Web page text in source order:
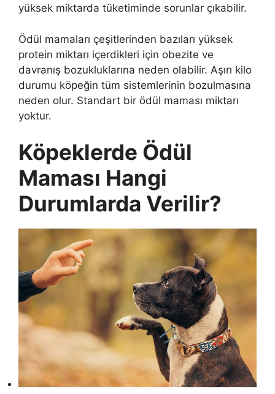
yüksek miktarda tüketiminde sorunlar çıkabilir.
Ödül mamaları çeşitlerinden bazıları yüksek
protein miktarı içerdikleri için obezite ve
davranış bozukluklarına neden olabilir. Aşırı kilo
durumu köpeğin tüm sistemlerinin bozulmasına
neden olur. Standart bir ödül maması miktarı
yoktur.
Köpeklerde Ödül
Maması Hangi
Durumlarda Verilir?